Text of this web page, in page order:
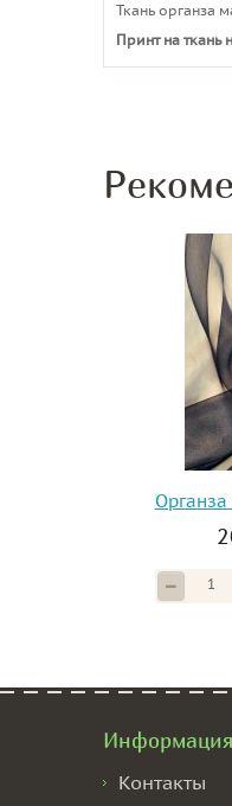
Ткань органза
Принт на ткань
Информация
Контакты